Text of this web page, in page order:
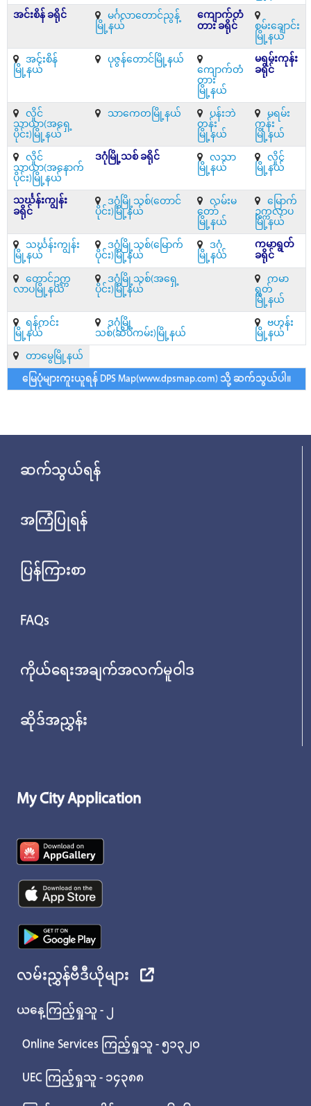
အင်းစိန် ခရိုင်
မင်္ဂလာတောင်ညွန့်
မြို့နယ်
ကျောက်တံ
တား ခရိုင်
စမ်းချောင်း
မြို့နယ်
အင်းစိန်
မြို့နယ်
ပုဇွန်တောင်မြို့နယ်
ကျောက်တံ
တား
မြို့နယ်
မရမ်းကုန်း
ခရိုင်
လှိုင်
သာယာ(အရှေ့
ပိုင်း)မြို့နယ်
သာကေတမြို့နယ်
ပန်းဘဲ
တန်း
မြို့နယ်
မရမ်း
ကုန်း
မြို့နယ်
လှိုင်
သာယာ(အနောက်
ပိုင်း)မြို့နယ်
ဒဂုံမြို့သစ် ခရိုင်
လသာ
မြို့နယ်
လှိုင်
မြို့နယ်
သင်္ဃန်းကျွန်း
ခရိုင်
ဒဂုံမြို့သစ်(တောင်
ပိုင်း)မြို့နယ်
လမ်းမ
တော်
မြို့နယ်
မြောက်
ဥက္ကလာပ
မြို့နယ်
သင်္ဃန်းကျွန်း
မြို့နယ်
ဒဂုံမြို့သစ်(မြောက်
ပိုင်း)မြို့နယ်
ဒဂုံ
မြို့နယ်
ကမာရွတ်
ခရိုင်
တောင်ဥက္က
လာပမြို့နယ်
ဒဂုံမြို့သစ်(အရှေ့
ပိုင်း)မြို့နယ်
ကမာ
ရွတ်
မြို့နယ်
ရန်ကင်း
မြို့နယ်
ဒဂုံမြို့
သစ်(ဆိပ်ကမ်း)မြို့နယ်
ဗဟန်း
မြို့နယ်
တာမွေမြို့နယ်
မြေပုံများကူးယူရန် DPS Map(www.dpsmap.com) သို့ ဆက်သွယ်ပါ။
ဆက်သွယ်ရန်
အကြံပြုရန်
ပြန်ကြားစာ
FAQs
ကိုယ်ရေးအချက်အလက်မူဝါဒ
ဆိုဒ်အညွှန်း
My City Application
လမ်းညွှန်ဗီဒီယိုများ
ယနေ့ကြည့်ရှုသူ - ၂
Online Services ကြည့်ရှုသူ - ၅၁၃၂၀
UEC ကြည့်ရှုသူ - ၁၄၃၈၈